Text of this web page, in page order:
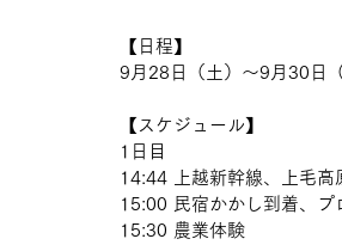
【日程】
9月28日（土）～9月30日（
【スケジュール】
1日目
14:44 上越新幹線、上毛高
15:00 民宿かかし到着、プ
15:30 農業体験